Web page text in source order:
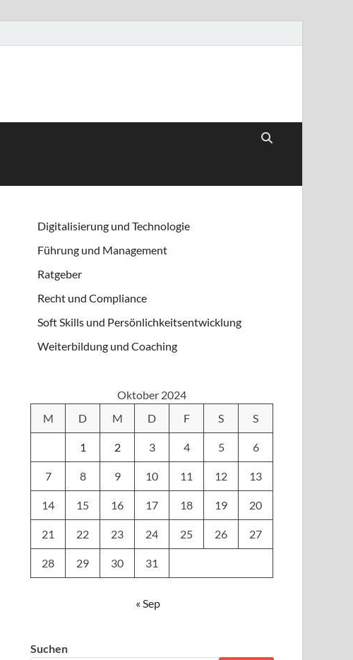
Digitalisierung und Technologie
Führung und Management
Ratgeber
Recht und Compliance
Soft Skills und Persönlichkeitsentwicklung
Weiterbildung und Coaching
Oktober 2024
M
D M D F S S
1 2 3 4 5 6
7 8 9 10 11 12 13
14 15 16 17 18 19 20
21 22 23 24 25 26 27
28 29 30 31
« Sep
Suchen